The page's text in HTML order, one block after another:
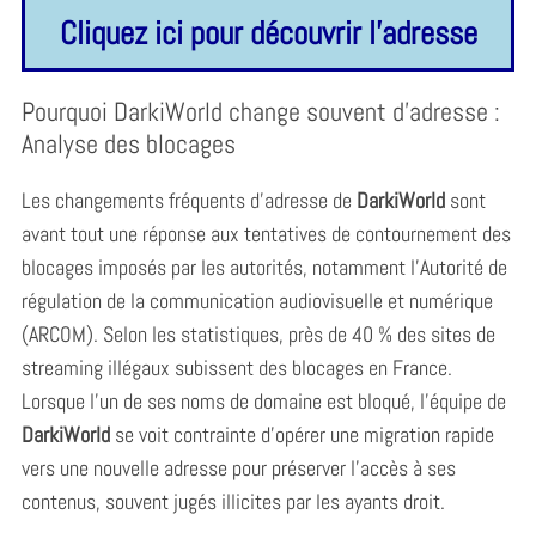
Cliquez ici pour découvrir l'adresse
Pourquoi DarkiWorld change souvent d’adresse :
Analyse des blocages
Les changements fréquents d’adresse de DarkiWorldsont
avant tout une réponse aux tentatives de contournement des
blocages imposés par les autorités, notamment l’Autorité de
régulation de la communication audiovisuelle et numérique
(ARCOM). Selon les statistiques, près de 40 % des sites de
streaming illégaux subissent des blocages en France.
Lorsque l’un de ses noms de domaine est bloqué, l’équipe de
DarkiWorldse voit contrainte d’opérer une migration rapide
vers une nouvelle adresse pour préserver l’accès à ses
contenus, souvent jugés illicites par les ayants droit.